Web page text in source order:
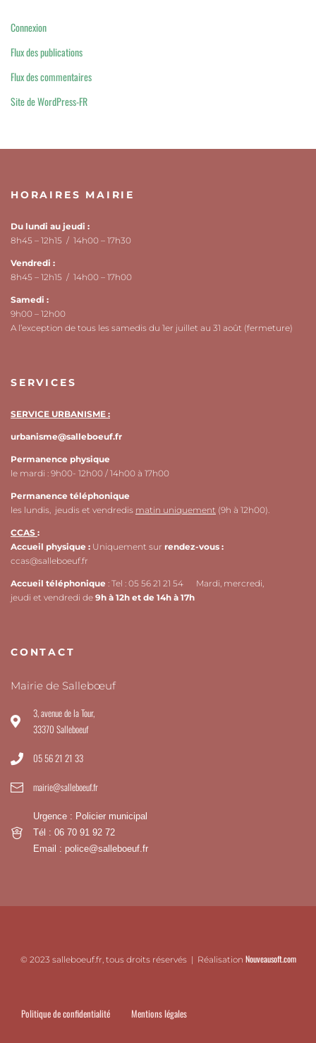
Connexion
Flux des publications
Flux des commentaires
Site de WordPress-FR
HORAIRES MAIRIE
Du lundi au jeudi :
8h45 – 12h15 / 14h00 – 17h30
Vendredi :
8h45 – 12h15 / 14h00 – 17h00
Samedi :
9h00 – 12h00
A l’exception de tous les samedis du 1er juillet au 31 août (fermeture)
SERVICES
SERVICE URBANISME :
urbanisme@salleboeuf.fr
Permanence physique
le mardi : 9h00- 12h00 / 14h00 à 17h00
Permanence téléphonique
les lundis, jeudis et vendredis matin uniquement (9h à 12h00).
CCAS :
Accueil physique : Uniquement sur rendez-vous :
ccas@salleboeuf.fr
Accueil téléphonique : Tel : 05 56 21 21 54 Mardi, mercredi,
jeudi et vendredi de 9h à 12h et de 14h à 17h
CONTACT
Mairie de Sallebœuf
3, avenue de la Tour,
33370 Salleboeuf
05 56 21 21 33
mairie@salleboeuf.fr
Urgence : Policier municipal
Tél : 06 70 91 92 72
Email : police@salleboeuf.fr
© 2023 salleboeuf.fr, tous droits réservés | Réalisation Nouveausoft.com
Politique de confidentialité Mentions légales